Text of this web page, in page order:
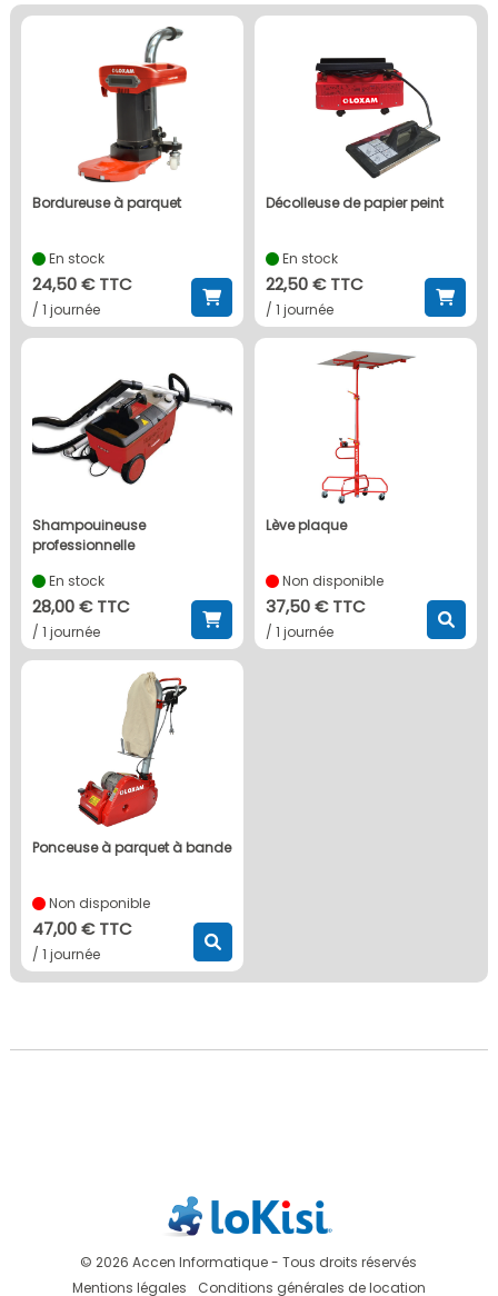
bordureuse à parquet
En stock
24,50 € TTC
/ 1 journée
décolleuse de papier peint
En stock
22,50 € TTC
/ 1 journée
shampouineuse
professionnelle
En stock
28,00 € TTC
/ 1 journée
lève plaque
Non disponible
37,50 € TTC
/ 1 journée
ponceuse à parquet à bande
Non disponible
47,00 € TTC
/ 1 journée
© 2026 Accen Informatique - Tous droits réservés
Mentions légales
Conditions générales de location